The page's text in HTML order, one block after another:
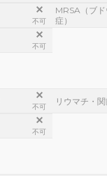
不可
MRSA（ブ
症）
不可
不可
リウマチ・
不可